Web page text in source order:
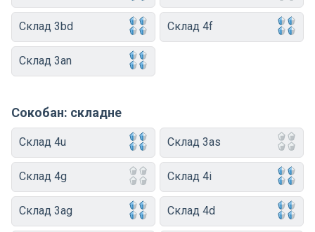
Склад 3bd Склад 4f
Склад 3an
Сокобан: складне
Склад 4u Склад 3as
Склад 4g Склад 4i
Склад 3ag Склад 4d